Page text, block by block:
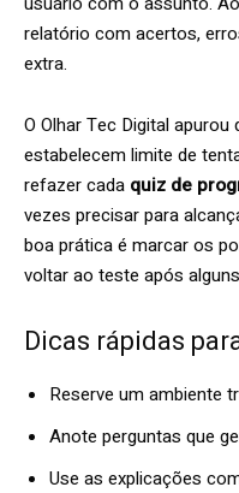
relatório com acertos,
extra.
O Olhar Tec Digital
estabelecem limite de
refazer cada quiz de
vezes precisar para
boa prática é marcar os
voltar ao teste após
Dicas rápidas
Reserve um ambiente
Anote perguntas que
Use as explicações